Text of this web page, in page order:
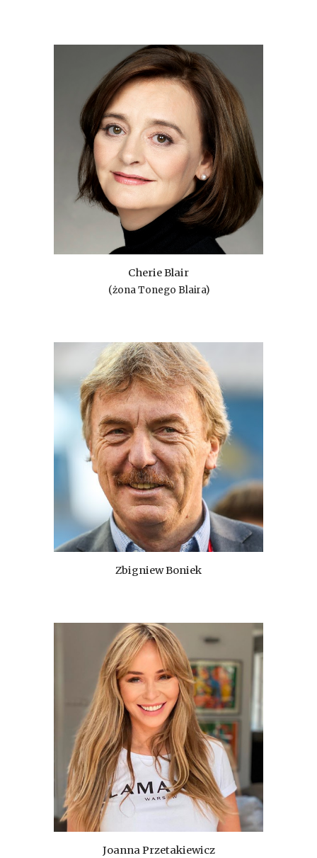
Cherie Blair
(żona Tonego Blaira)
Zbigniew Boniek
Joanna Przetakiewicz